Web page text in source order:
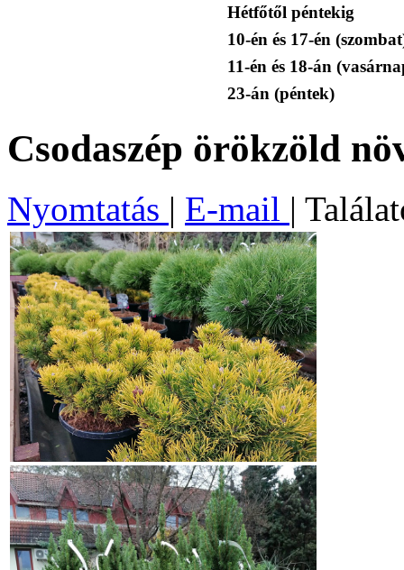
Hétfőtől péntekig
10-én és 17-én
11-én és 18-án
23-án (péntek)
Csodaszép örökzöld
Nyomtatás | E-mail |